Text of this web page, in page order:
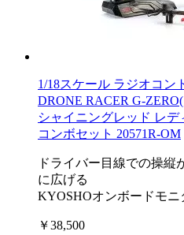
1/18スケール ラジオコン
DRONE RACER G-
シャイニングレッド レ
コンボセット 20571R-OM
ドライバー目線での操縦
に広げる
KYOSHOオンボードモニ
￥38,500